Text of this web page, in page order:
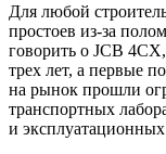
Для любой
простоев из-за
говорить о JCB
трех лет, а первые
на рынок прошли
транспортных
и эксплуатационных